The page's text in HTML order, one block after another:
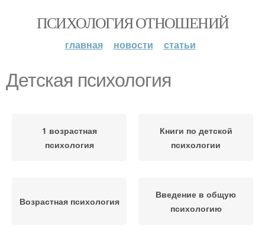
ПСИХОЛОГИЯ ОТНОШЕНИЙ
главная новости статьи
Детская психология
1 возрастная
психология
Книги по детской
психологии
Возрастная психология
Введение в общую
психологию